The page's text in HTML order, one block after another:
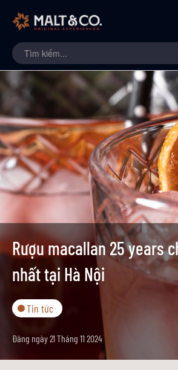
Rượu macallan 25 years
nhất tại Hà Nội
Tin tức
Đăng ngày 21 Tháng 11 2024